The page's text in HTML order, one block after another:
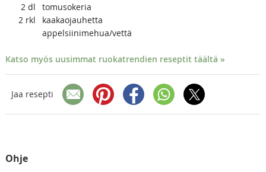
2 dl
tomusokeria
2 rkl
kaakaojauhetta
appelsiinimehua/vettä
Katso myös uusimmat ruokatrendien reseptit täältä »
Jaa resepti
Ohje